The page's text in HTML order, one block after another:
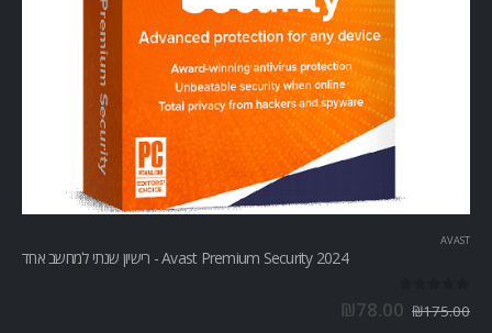
AVAST
Avast Premium Security 2024 - רישיון שנתי למחשב אחד
₪175.00
₪78.00